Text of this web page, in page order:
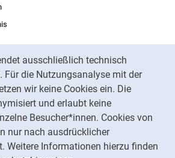
ausschließlich technisch
Für die Nutzungsanalyse mit der
wir keine Cookies ein. Die
und erlaubt keine
Besucher*innen. Cookies von
nur nach ausdrücklicher
Weitere Informationen hierzu finden